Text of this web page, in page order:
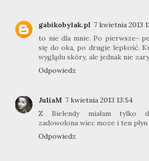
gabikobylak.pl 7 kwietnia 2013
to nie dla mnie. Po pierwsze-
się do oka, po drugie lepkość.
wyglądu skóry, ale jednak nie
Odpowiedz
JuliaM 7 kwietnia 2013 13:54
Z Bielendy miałam tylko
zadowolona wiec moze i ten
Odpowiedz